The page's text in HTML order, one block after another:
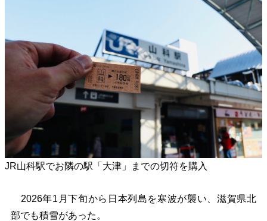
JR山科駅でお隣の駅「大津」までの切符を購入
2026年1月下旬から日本列島を寒波が襲い、滋賀県北
部でも積雪があった。